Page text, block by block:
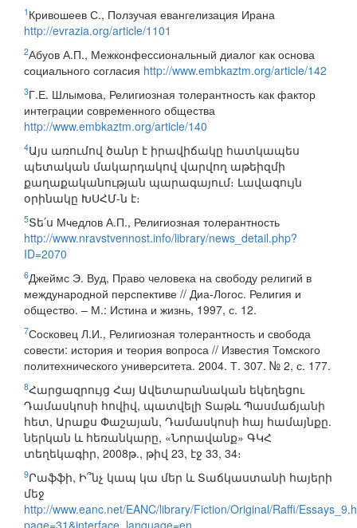
1 Кривошеев С., Ползучая евангелизация Ирана
http://evrazia.org/article/1101
2Абуов А.П., Межконфессиональный диалог как основа
социального согласия http://www.embkaztm.org/article/142
3Г.Е. Шлымова, Религиозная толерантность как фактор
интеграции современного общества
http://www.embkaztm.org/article/140
4Այս առումով ծանր է իրավիճակը հատկապես
պետական մակարդակով վարվող աթեիզմի
քաղաքականության պարագայում։ Լավագույն
օրինակը ԽՍՀՄ-ն է։
5Տե՛ս Мчедлов А.П., Религиозная толерантность
http://www.nravstvennost.info/library/news_detail.php?
ID=2070
6Джеймс Э. Вуд, Право человека на свободу религий в
международной перспективе // Диа-Логос. Религия и
общество. – М.: Истина и жизнь, 1997, с. 12.
7Сосковец Л.И., Религиозная толерантность и свобода
совести: история и теория вопроса // Известия Томского
политехнического университета. 2004. Т. 307. № 2, с. 177.
8Հարցազրույց Հայ Ավետարանական եկեղեցու
Դամասկոսի հովիվ, պատվելի Տաթև Պասմաճյանի
հետ, Արաքս Փաշայան, Դամասկոսի հայ համայնքը.
ներկան և հեռանկարը, «Նորավանք» ԳԿՀ
տեղեկագիր, 2008թ., թիվ 23, էջ 33, 34։
9Րաֆֆի, Ի՞նչ կապ կա մեր և Տաճկաստանի հայերի
մեջ
http://www.eanc.net/EANC/library/Fiction/Original/Raffi/